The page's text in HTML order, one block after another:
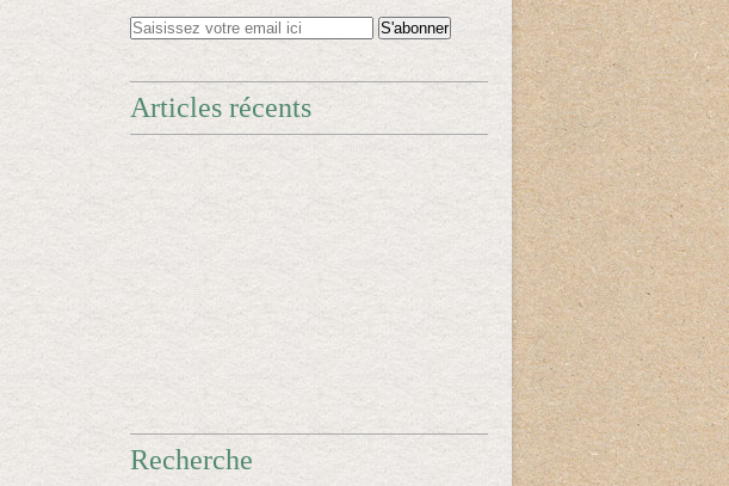
Articles récents
Recherche